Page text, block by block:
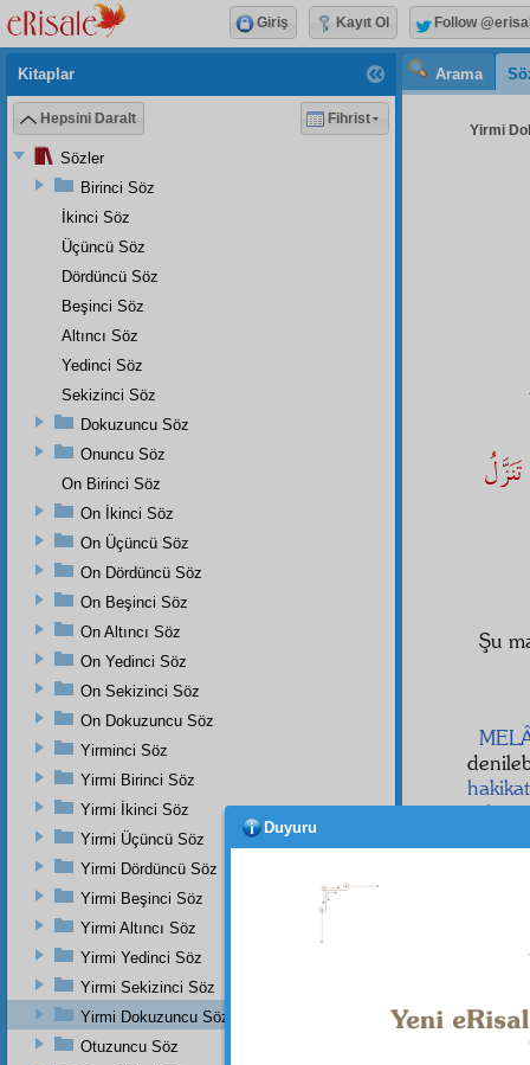
Arama
Yirmi
تَنَزَّلُ
Şu
hakikat
sekene
Kitaplar
Hepsini Daralt Fihrist
Sözler
Birinci Söz
İkinci Söz
Üçüncü Söz
Dördüncü Söz
Beşinci Söz
Altıncı Söz
Yedinci Söz
Sekizinci Söz
Dokuzuncu Söz
Onuncu Söz
On Birinci Söz
On İkinci Söz
On Üçüncü Söz
On Dördüncü Söz
On Beşinci Söz
On Altıncı Söz
On Yedinci Söz
On Sekizinci Söz
On Dokuzuncu Söz
Yirminci Söz
Yirmi Birinci Söz
Yirmi İkinci Söz
Yirmi Üçüncü Söz
Yirmi Dördüncü Söz
Yirmi Beşinci Söz
Yirmi Altıncı Söz
Yirmi Yedinci Söz
Yirmi Sekizinci Söz
Yirmi Dokuzuncu Söz
Otuzuncu Söz
Giriş Kayıt Ol Follow
Duyuru